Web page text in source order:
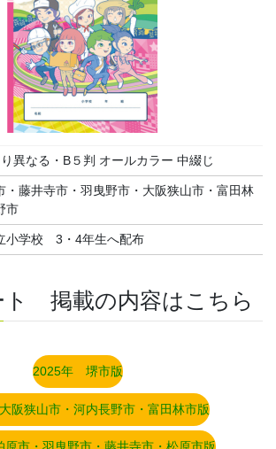
異なる・B５判 オールカラー 中綴じ
・藤井寺市・羽曳野市・大阪狭山市・富田林
市
小学校 3・4年生へ配布
ト 掲載の内容はこちら
2025年 堺市版
阪狭山市・河内長野市・富田林市版